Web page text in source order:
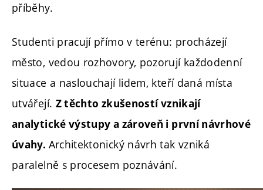
příběhy.
Studenti pracují přímo v terénu: procházejí
město, vedou rozhovory, pozorují každodenní
situace a naslouchají lidem, kteří daná místa
utvářejí. Z těchto zkušeností vznikají
analytické výstupy a zároveň i první návrhové
úvahy. Architektonický návrh tak vzniká
paralelně s procesem poznávání.